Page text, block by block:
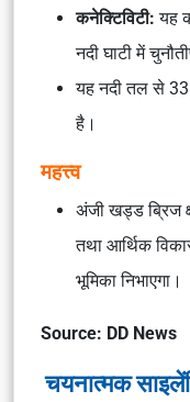
कनेक्टिविटी:यह
नदी घाटी में
यह नदी तल से
है।
महत्त्व
अंजी खड्ड ब्रिज
तथा आर्थिक
भूमिका निभाएगा।
Source: DD News
चयनात्मक